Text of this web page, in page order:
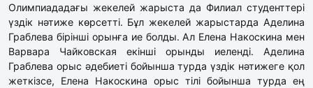
Олимпиададағы жекелей жарыста да Филиал студенттері
үздік нәтиже көрсетті. Бұл жекелей жарыстарда Аделина
Граблева бірінші орынға ие болды. Ал Елена Накоскина мен
Варвара Чайковская екінші орынды иеленді. Аделина
Граблева орыс әдебиеті бойынша турда үздік нәтижеге қол
жеткізсе, Елена Накоскина орыс тілі бойынша турда ең